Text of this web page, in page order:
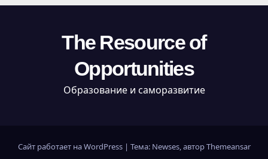
The Resource of
Opportunities
Образование и саморазвитие
Сайт работает на WordPress | Тема: Newses, авторThemeansar